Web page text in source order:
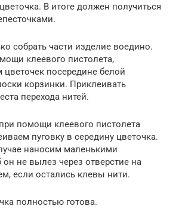
В итоге должен получиться
собрать части изделие воедино.
клеевого пистолета,
посередине белой
корзинки. Приклеивать
перехода нитей.
помощи клеевого пистолета
пуговку в середину цветочка.
наносим маленькими
он не вылез через отверстие на
если остались клевы нити.
полностью готова.